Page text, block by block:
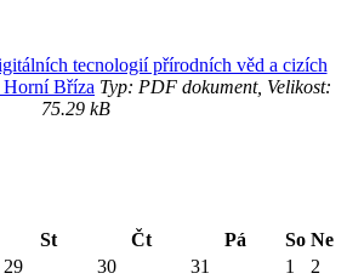
tecnologií přírodních věd a cizích
Bříza Typ: PDF dokument, Velikost:
75.29 kB
St Čt Pá So Ne
29 30 31 1
2